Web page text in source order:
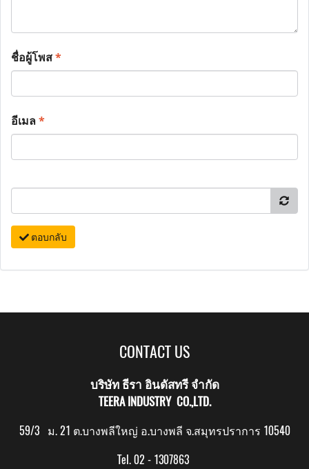
ชื่อผู้โพส*
อีเมล*
ตอบกลับ
CONTACT US
บริษัท ธีรา อินดัสทรี จำกัด
TEERA INDUSTRY CO.,LTD.
59/3 ม. 21 ต.บางพลีใหญ่ อ.บางพลี จ.สมุทรปราการ 10540
Tel. 02 - 1307863